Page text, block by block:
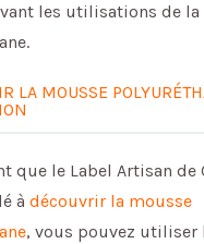
les utilisations de la
LA MOUSSE
que le Label Artisan de
à découvrir la mousse
, vous pouvez utiliser